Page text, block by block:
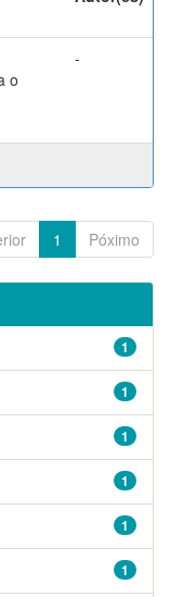
o
-
1 Póximo
1
1
1
1
1
1